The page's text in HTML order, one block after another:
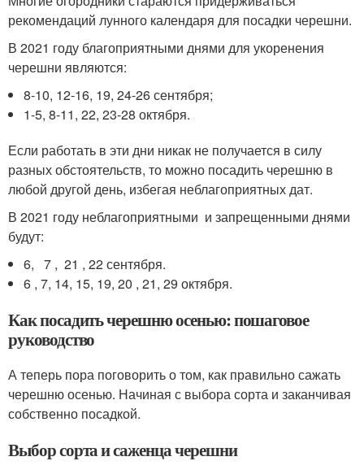
рекомендаций лунного календаря для посадки черешни.
В 2021 году благоприятными днями для укоренения
черешни являются:
8-10, 12-16, 19, 24-26 сентября;
1-5, 8-11, 22, 23-28 октября.
Если работать в эти дни никак не получается в силу
разных обстоятельств, то можно посадить черешню в
любой другой день, избегая неблагоприятных дат.
В 2021 году неблагоприятными и запрещенными днями
будут:
6, 7 , 21 , 22 сентября.
6 , 7, 14, 15, 19, 20 , 21, 29 октября.
Как посадить черешню осенью: пошаговое
руководство
А теперь пора поговорить о том, как правильно сажать
черешню осенью. Начиная с выбора сорта и заканчивая
собственно посадкой.
Выбор сорта и саженца черешни